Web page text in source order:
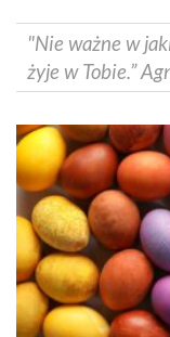
"Nie ważne w
żyje w Tobie.”